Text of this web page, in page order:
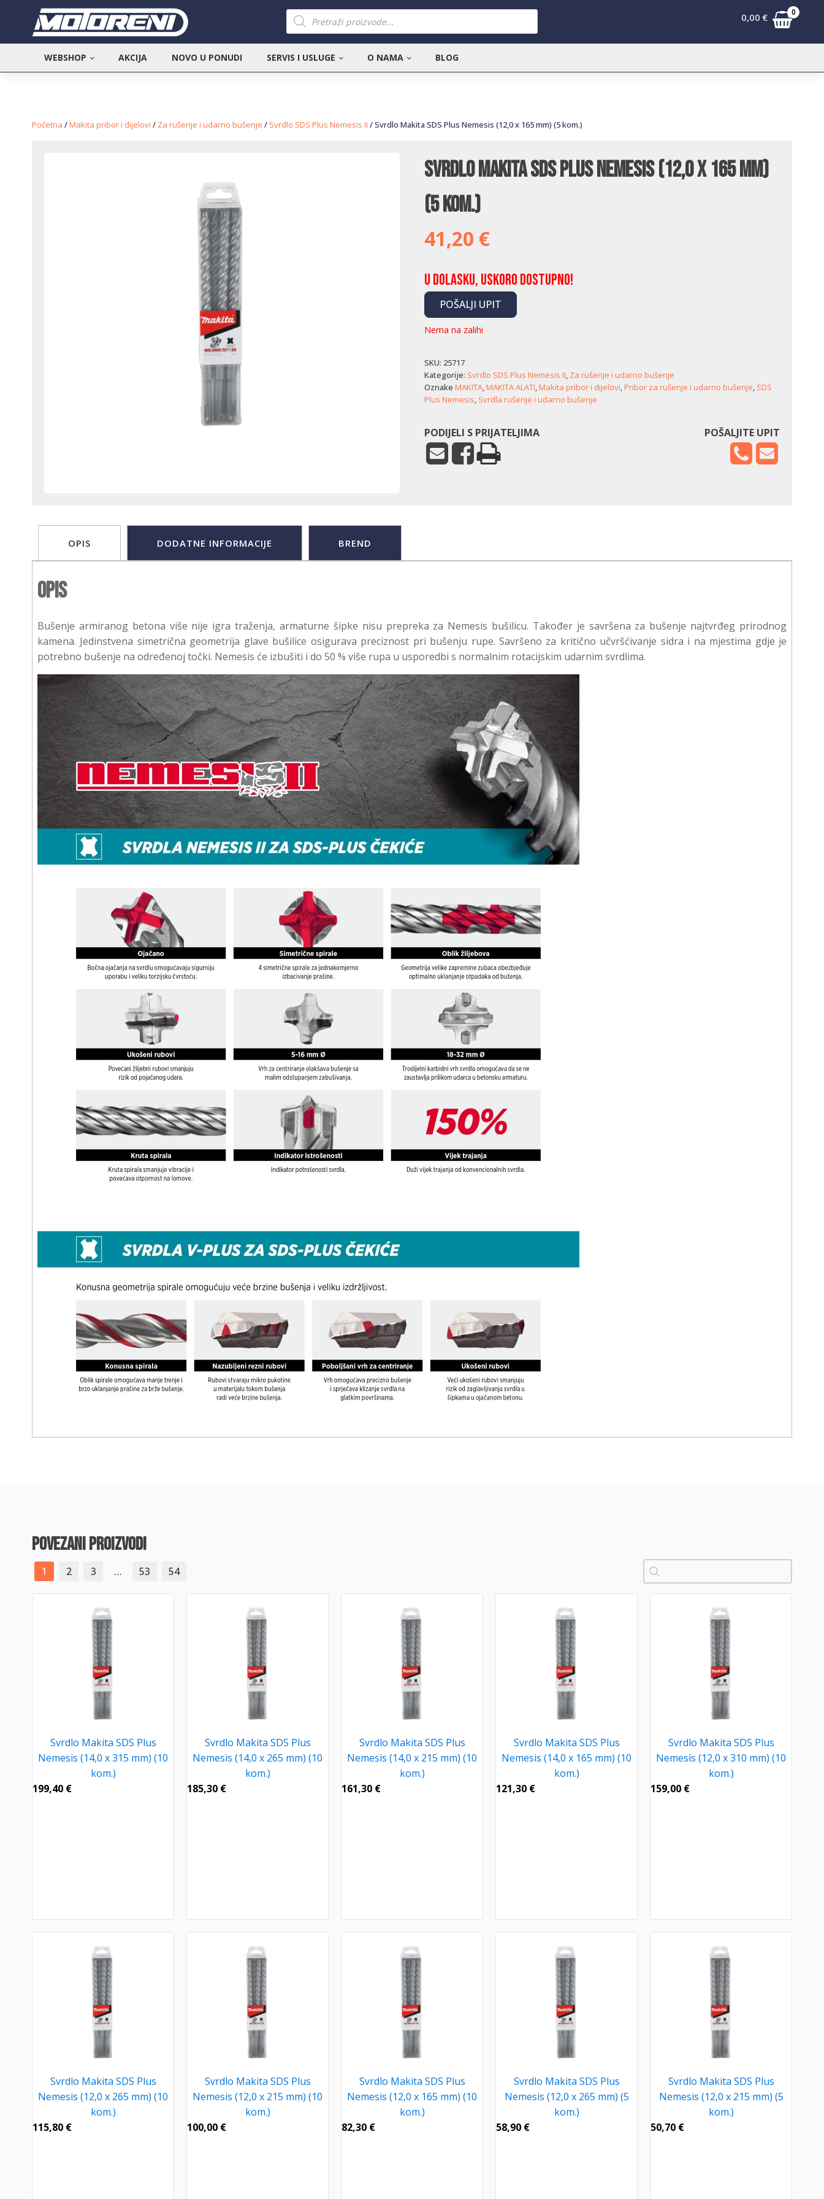
Products
search
0,00 € 0
WEBSHOP AKCIJA NOVO U PONUDI SERVIS I USLUGE O NAMA BLOG
Početna /Makita pribor i dijelovi / Za rušenje i udarno bušenje / Svrdlo SDS Plus Nemesis II / Svrdlo Makita SDS Plus Nemesis (12,0 x 165 mm) (5 kom.)
Svrdlo Makita SDS Plus Nemesis (12,0 x 165 mm)
(5 kom.)
41,20 €
U dolasku, uskoro dostupno!
POŠALJI UPIT
Nema na zalihi
SKU: 25717
Kategorije: Svrdlo SDS Plus Nemesis II, Za rušenje i udarno bušenje
Oznake MAKITA,MAKITA ALATI,Makita pribor i dijelovi,Pribor za rušenje i udarno bušenje, SDS
Plus Nemesis, Svrdla rušenje i udarno bušenje
PODIJELI S PRIJATELJIMA POŠALJITE UPIT
OPIS DODATNE INFORMACIJE BREND
Opis
Bušenje armiranog betona više nije igra traženja, armaturne šipke nisu prepreka za Nemesis bušilicu. Također je savršena za bušenje najtvrđeg prirodnog
kamena. Jedinstvena simetrična geometrija glave bušilice osigurava preciznost pri bušenju rupe. Savršeno za kritično učvršćivanje sidra i na mjestima gdje je
potrebno bušenje na određenoj točki. Nemesis će izbušiti i do 50 % više rupa u usporedbi s normalnim rotacijskim udarnim svrdlima.
povezani proizvodi
1 2 3 … 53 54 Pretraži
Svrdlo Makita SDS Plus
Nemesis (14,0 x 315 mm) (10
kom.)
199,40 €
Svrdlo Makita SDS Plus
Nemesis (14,0 x 265 mm) (10
kom.)
185,30 €
Svrdlo Makita SDS Plus
Nemesis (14,0 x 215 mm) (10
kom.)
161,30 €
Svrdlo Makita SDS Plus
Nemesis (14,0 x 165 mm) (10
kom.)
121,30 €
Svrdlo Makita SDS Plus
Nemesis (12,0 x 310 mm) (10
kom.)
159,00 €
Svrdlo Makita SDS Plus
Nemesis (12,0 x 265 mm) (10
kom.)
115,80 €
Svrdlo Makita SDS Plus
Nemesis (12,0 x 215 mm) (10
kom.)
100,00 €
Svrdlo Makita SDS Plus
Nemesis (12,0 x 165 mm) (10
kom.)
82,30 €
Svrdlo Makita SDS Plus
Nemesis (12,0 x 265 mm) (5
kom.)
58,90 €
Svrdlo Makita SDS Plus
Nemesis (12,0 x 215 mm) (5
kom.)
50,70 €